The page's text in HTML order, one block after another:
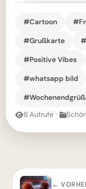
#Cartoon
#Grußkarte
#Positive Vibes
#whatsapp bild
8 Aufrufe ·
←